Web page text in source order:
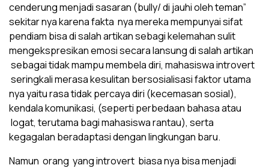
cenderung menjadi sasaran (bully/ di jauhi oleh teman”
sekitar nya karena fakta nya mereka mempunyai sifat
pendiam bisa di salah artikan sebagi kelemahan sulit
mengekspresikan emosi secara lansung di salah artikan
sebagai tidak mampu membela diri, mahasiswa introvert
seringkali merasa kesulitan bersosialisasi faktor utama
nya yaitu rasa tidak percaya diri (kecemasan sosial),
kendala komunikasi, (seperti perbedaan bahasa atau
logat, terutama bagi mahasiswa rantau), serta
kegagalan beradaptasi dengan lingkungan baru.
Namun orang yang introvert biasa nya bisa menjadi